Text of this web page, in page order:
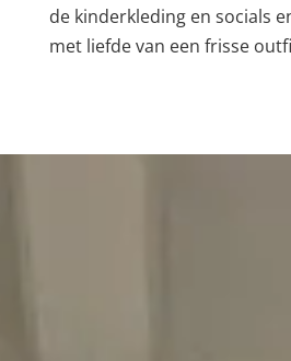
de kinderkleding en socials
met liefde van een frisse